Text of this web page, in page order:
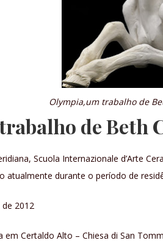
Olympia,um trabalho de
de Beth
Scuola Internazionale d’Arte
atualmente durante o período de
2012
em Certaldo Alto – Chiesa di San